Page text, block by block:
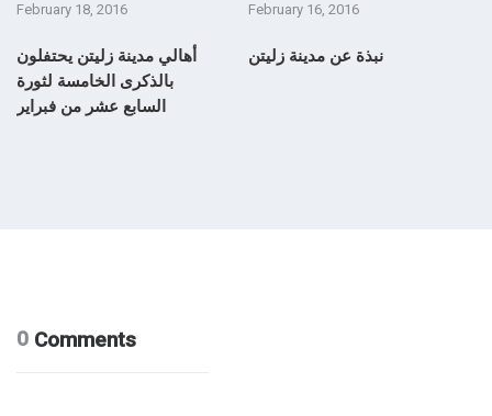
February 18, 2016
أهالي مدينة زليتن يحتفلون
بالذكرى الخامسة لثورة
السابع عشر من فبراير
February 16, 2016
نبذة عن مدينة زليتن
0 Comments